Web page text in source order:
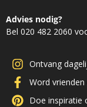
Advies nodig?
Bel 020 482 2060
Ontvang
Word
Doe inspiratie